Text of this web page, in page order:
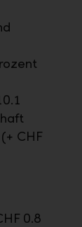
CHF
0.8